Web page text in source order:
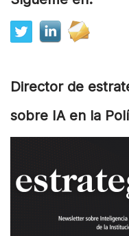
Director de
sobre IA en la